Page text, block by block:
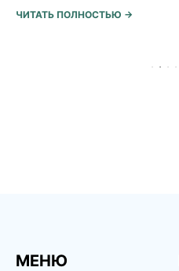
ЧИТАТЬ ПОЛНОСТЬЮ →
МЕНЮ